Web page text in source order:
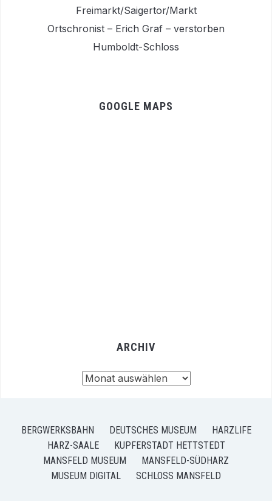
Freimarkt/Saigertor/Markt
Ortschronist – Erich Graf – verstorben
Humboldt-Schloss
GOOGLE MAPS
ARCHIV
BERGWERKSBAHN DEUTSCHES MUSEUM
HARZLIFE
HARZ-SAALE
KUPFERSTADT HETTSTEDT
MANSFELD MUSEUM
MANSFELD-SÜDHARZ
MUSEUM DIGITAL
SCHLOSS MANSFELD